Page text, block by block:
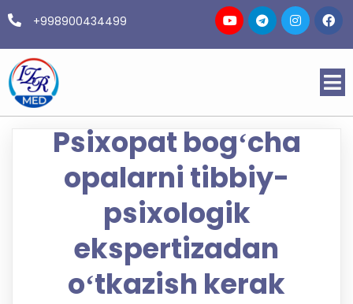
+998900434499
Psixopat bogʻcha
opalarni tibbiy-
psixologik
ekspertizadan
oʻtkazish kerak